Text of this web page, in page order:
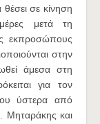
σε κίνηση
μετά τη
εκπροσώπους
στην
άμεσα στη
για τον
ύστερα από
Μηταράκης και